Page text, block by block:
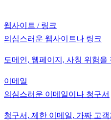
웹사이트 / 링크
의심스러운 웹사이트나 링크
도메인, 웹페이지, 사칭 위험을
이메일
의심스러운 이메일이나 청구서
청구서, 제한 이메일, 가짜 고